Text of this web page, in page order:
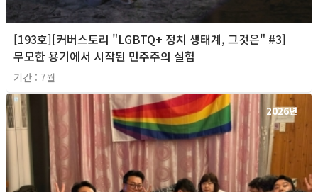
[193호][커버스토리 "LGBTQ+ 정치 생태계, 그것은" #3]
무모한 용기에서 시작된 민주주의 실험
기간 : 7월
2026년